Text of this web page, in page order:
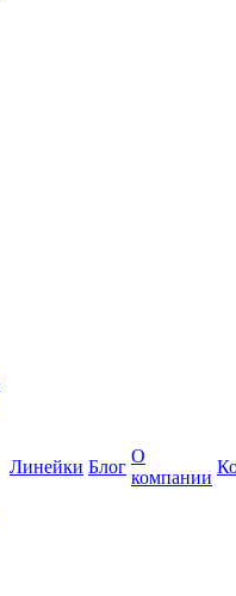
Линейки Блог
О
компании